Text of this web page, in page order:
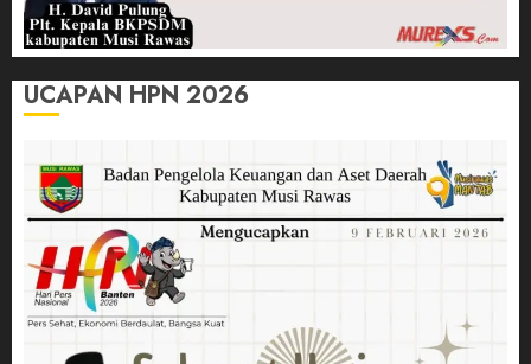
UCAPAN HPN 2026